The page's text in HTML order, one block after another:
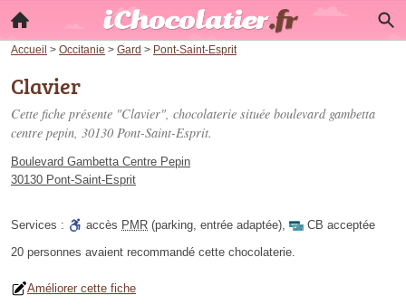
Accueil > Occitanie > Gard > Pont-Saint-Esprit
Clavier
Cette fiche présente "Clavier", chocolaterie située boulevard gambetta
centre pepin, 30130 Pont-Saint-Esprit.
Boulevard Gambetta Centre Pepin
30130 Pont-Saint-Esprit
Services : accès PMR (parking, entrée adaptée),
CB acceptée
20 personnes avaient recommandé cette chocolaterie.
Améliorer cette fiche